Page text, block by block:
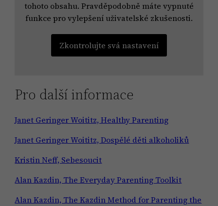
tohoto obsahu. Pravděpodobně máte vypnuté
funkce pro vylepšení uživatelské zkušenosti.
Zkontrolujte svá nastavení
Pro další informace
Janet Geringer Woititz, Healthy Parenting
Janet Geringer Woititz, Dospělé děti alkoholiků
Kristin Neff, Sebesoucit
Alan Kazdin, The Everyday Parenting Toolkit
Alan Kazdin, The Kazdin Method for Parenting the